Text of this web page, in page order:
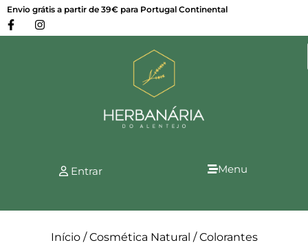
Envio grátis a partir de 39€ para Portugal Continental
Entrar Menu
Início/Cosmética Natural /Colorantes